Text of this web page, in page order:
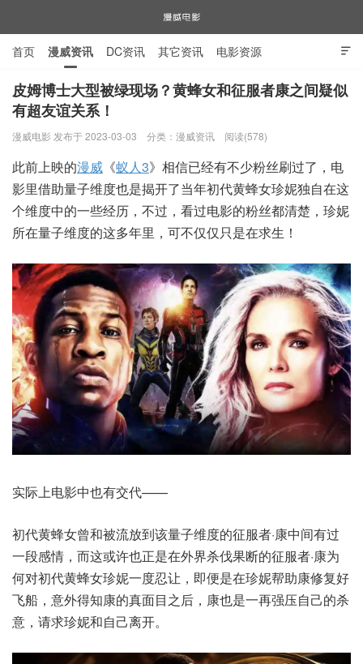
漫威电影

首页 漫威资讯 DC资讯 其它资讯 电影资源
电视剧资源 漫威图片
皮姆博士大型被绿现场？黄蜂女和征服者康之间疑似
有超友谊关系！
漫威电影 发布于 2023-03-03 分类： 漫威资讯 阅读(578)
此前上映的漫威 《蚁人3》相信已经有不少粉丝刷过了，电
影里借助量子维度也是揭开了当年初代黄蜂女珍妮独自在这
个维度中的一些经历，不过，看过电影的粉丝都清楚，珍妮
所在量子维度的这多年里，可不仅仅只是在求生！
实际上电影中也有交代——
初代黄蜂女曾和被流放到该量子维度的征服者·康中间有过
一段感情，而这或许也正是在外界杀伐果断的征服者·康为
何对初代黄蜂女珍妮一度忍让，即便是在珍妮帮助康修复好
飞船，意外得知康的真面目之后，康也是一再强压自己的杀
意，请求珍妮和自己离开。